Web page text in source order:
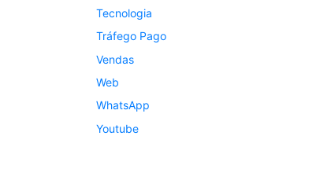
Tecnologia
Tráfego Pago
Vendas
Web
WhatsApp
Youtube